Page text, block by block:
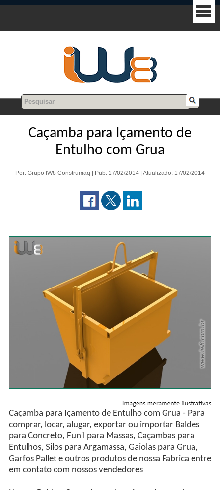
Caçamba para Içamento de
Entulho com Grua
Por: Grupo IW8 Construmaq | Pub: 17/02/2014 | Atualizado: 17/02/2014
Caçamba para Içamento de Entulho com Grua - Para
comprar, locar, alugar, exportar ou importar Baldes
para Concreto, Funil para Massas, Caçambas para
Entulhos, Silos para Argamassa, Gaiolas para Grua,
Garfos Pallet e outros produtos de nossa Fabrica entre
em contato com nossos vendedores